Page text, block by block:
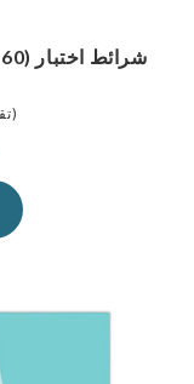
(445 تقييمًا)